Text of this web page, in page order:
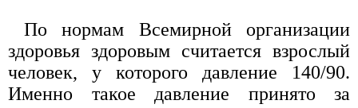
По нормам Всемирной организации
здоровья здоровым считается взрослый
человек, у которого давление 140/90.
Именно такое давление принято за